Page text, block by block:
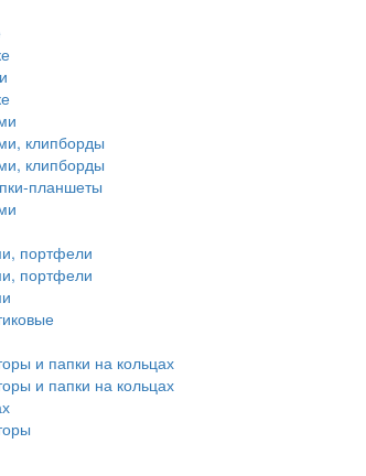
клипборды
клипборды
планшеты
портфели
портфели
и папки на кольцах
и папки на кольцах